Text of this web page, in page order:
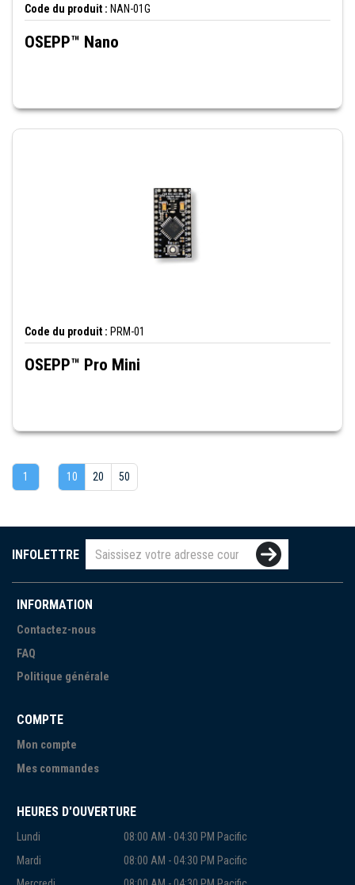
Code du produit : NAN-01G
OSEPP™ Nano
Code du produit : PRM-01
OSEPP™ Pro Mini
1 10 20 50
INFOLETTRE
INFORMATION
Contactez-nous
FAQ
Politique générale
COMPTE
Mon compte
Mes commandes
HEURES D'OUVERTURE
Lundi
08:00 AM - 04:30 PM Pacific
Mardi
08:00 AM - 04:30 PM Pacific